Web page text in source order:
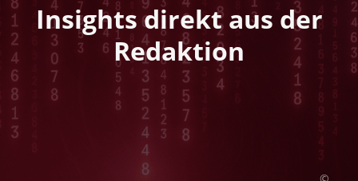
Insights direkt aus der
Redaktion